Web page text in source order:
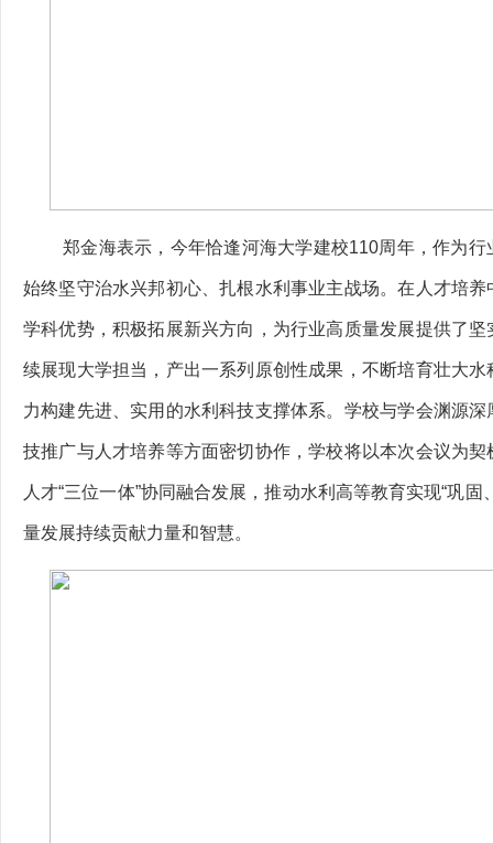
郑金海表示，今年恰逢河海大学建校110周年，作为
始终坚守治水兴邦初心、扎根水利事业主战场。在人才培
学科优势，积极拓展新兴方向，为行业高质量发展提供了
续展现大学担当，产出一系列原创性成果，不断培育壮大
力构建先进、实用的水利科技支撑体系。学校与学会渊源
技推广与人才培养等方面密切协作，学校将以本次会议为
人才“三位一体”协同融合发展，推动水利高等教育实现“巩
量发展持续贡献力量和智慧。